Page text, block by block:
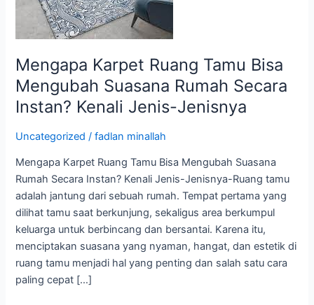
Mengapa Karpet Ruang Tamu Bisa
Mengubah Suasana Rumah Secara
Instan? Kenali Jenis-Jenisnya
Uncategorized /fadlan minallah
Mengapa Karpet Ruang Tamu Bisa Mengubah Suasana
Rumah Secara Instan? Kenali Jenis-Jenisnya-Ruang tamu
adalah jantung dari sebuah rumah. Tempat pertama yang
dilihat tamu saat berkunjung, sekaligus area berkumpul
keluarga untuk berbincang dan bersantai. Karena itu,
menciptakan suasana yang nyaman, hangat, dan estetik di
ruang tamu menjadi hal yang penting dan salah satu cara
paling cepat […]
Rumah
Secara
Instan?
Kenali
Jenis-
Jenisnya